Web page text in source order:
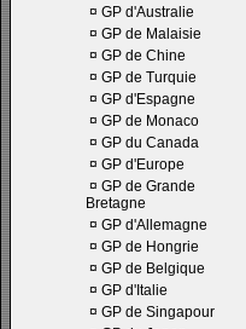
¤ GP d'Australie
¤ GP de Malaisie
¤ GP de Chine
¤ GP de Turquie
¤ GP d'Espagne
¤ GP de Monaco
¤ GP du Canada
¤ GP d'Europe
¤ GP de Grande
Bretagne
¤ GP d'Allemagne
¤ GP de Hongrie
¤ GP de Belgique
¤ GP d'Italie
¤ GP de Singapour